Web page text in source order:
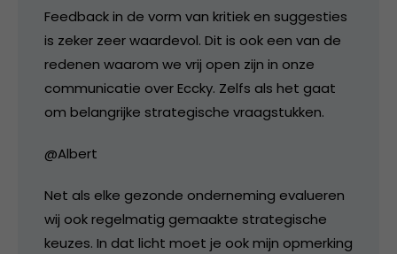
Feedback in de vorm van kritiek en suggesties
is zeker zeer waardevol. Dit is ook een van de
redenen waarom we vrij open zijn in onze
communicatie over Eccky. Zelfs als het gaat
om belangrijke strategische vraagstukken.
@Albert
Net als elke gezonde onderneming evalueren
wij ook regelmatig gemaakte strategische
keuzes. In dat licht moet je ook mijn opmerking